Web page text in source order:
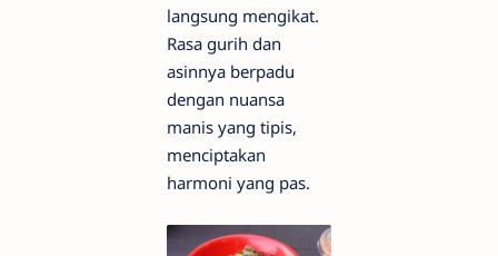
langsung mengikat.
Rasa gurih dan
asinnya berpadu
dengan nuansa
manis yang tipis,
menciptakan
harmoni yang pas.